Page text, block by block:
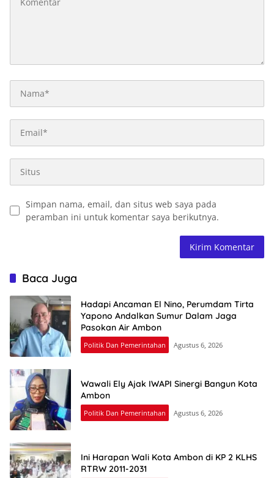
Simpan nama, email, dan situs web saya pada
peramban ini untuk komentar saya berikutnya.
Baca Juga
Hadapi Ancaman El Nino, Perumdam Tirta
Yapono Andalkan Sumur Dalam Jaga
Pasokan Air Ambon
Politik Dan Pemerintahan Agustus 6, 2026
Wawali Ely Ajak IWAPI Sinergi Bangun Kota
Ambon
Politik Dan Pemerintahan Agustus 6, 2026
Ini Harapan Wali Kota Ambon di KP 2 KLHS
RTRW 2011-2031